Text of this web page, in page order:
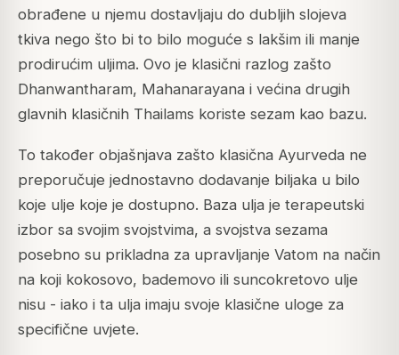
obrađene u njemu dostavljaju do dubljih slojeva
tkiva nego što bi to bilo moguće s lakšim ili manje
prodirućim uljima. Ovo je klasični razlog zašto
Dhanwantharam, Mahanarayana i većina drugih
glavnih klasičnih Thailams koriste sezam kao bazu.
To također objašnjava zašto klasična Ayurveda ne
preporučuje jednostavno dodavanje biljaka u bilo
koje ulje koje je dostupno. Baza ulja je terapeutski
izbor sa svojim svojstvima, a svojstva sezama
posebno su prikladna za upravljanje Vatom na način
na koji kokosovo, bademovo ili suncokretovo ulje
nisu - iako i ta ulja imaju svoje klasične uloge za
specifične uvjete.